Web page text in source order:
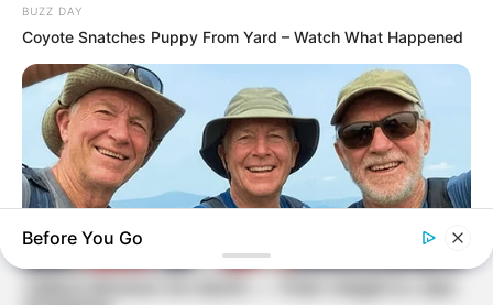
BUZZ DAY
Coyote Snatches Puppy From Yard – Watch What Happened
Before You Go